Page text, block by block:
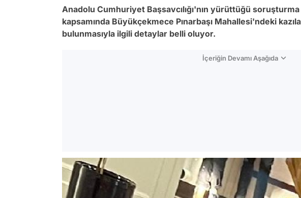
Anadolu Cumhuriyet Başsavcılığı'nın yürüttüğü soruşturma
kapsamında Büyükçekmece Pınarbaşı Mahallesi'ndeki
bulunmasıyla ilgili detaylar belli oluyor.
İçeriğin Devamı Aşağıda